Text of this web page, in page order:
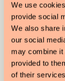
We use
provide social
We also share
our social
may combine it
provided to
of their
MINIBAR